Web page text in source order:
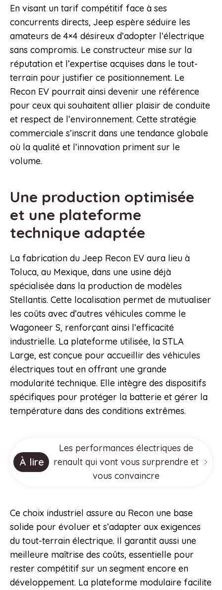
En visant un tarif compétitif face à ses
concurrents directs, Jeep espère séduire les
amateurs de 4×4 désireux d’adopter l’électrique
sans compromis. Le constructeur mise sur la
réputation et l’expertise acquises dans le tout-
terrain pour justifier ce positionnement. Le
Recon EV pourrait ainsi devenir une référence
pour ceux qui souhaitent allier plaisir de conduite
et respect de l’environnement. Cette stratégie
commerciale s’inscrit dans une tendance globale
où la qualité et l’innovation priment sur le
volume.
Une production optimisée
et une plateforme
technique adaptée
La fabrication du Jeep Recon EV aura lieu à
Toluca, au Mexique, dans une usine déjà
spécialisée dans la production de modèles
Stellantis. Cette localisation permet de mutualiser
les coûts avec d’autres véhicules comme le
Wagoneer S, renforçant ainsi l’efficacité
industrielle. La plateforme utilisée, la STLA
Large, est conçue pour accueillir des véhicules
électriques tout en offrant une grande
modularité technique. Elle intègre des dispositifs
spécifiques pour protéger la batterie et gérer la
température dans des conditions extrêmes.
À lire
Les performances électriques de
renault qui vont vous surprendre et
vous convaincre
Ce choix industriel assure au Recon une base
solide pour évoluer et s’adapter aux exigences
du tout-terrain électrique. Il garantit aussi une
meilleure maîtrise des coûts, essentielle pour
rester compétitif sur un segment encore en
développement. La plateforme modulaire facilite